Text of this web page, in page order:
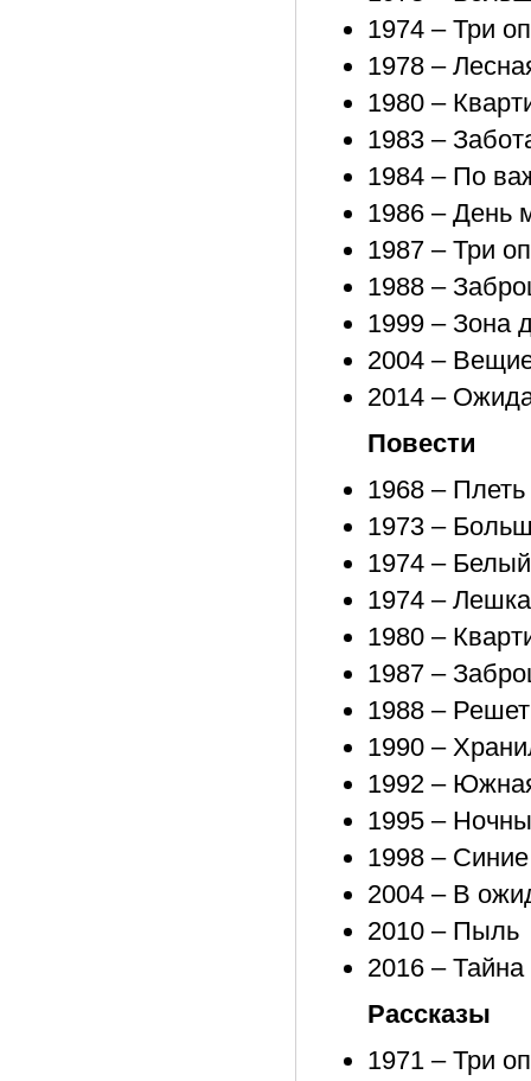
1974 – Три
1978 –
1980 –
1983 –
1984 – По
1986 – День
1987 – Три
1988 –
1999 – Зона
2004 –
2014 –
Повести
1968 –
1973 –
1974 –
1974 – Лешка
1980 –
1987 –
1988 –
1990 –
1992 –
1995 –
1998 –
2004 – В
2010 – Пыль
2016 –
Рассказы
1971 – Три